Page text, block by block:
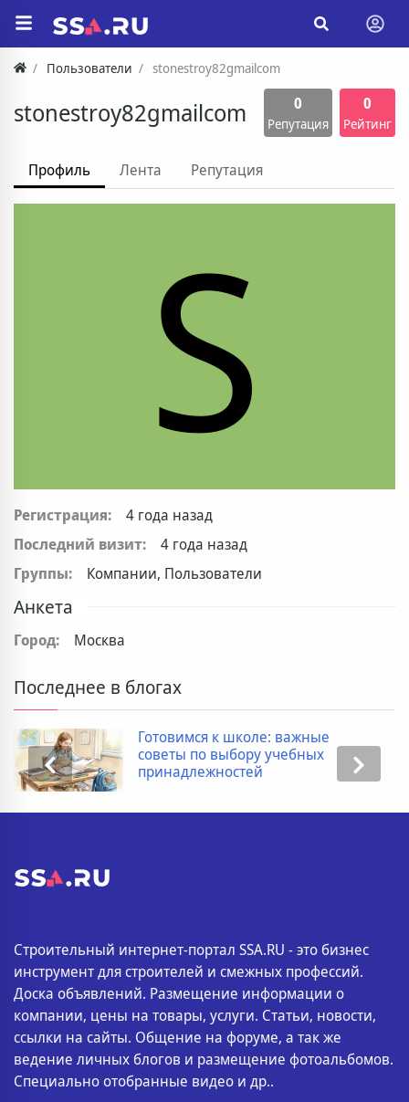
Пользователи stonestroy82gmailcom
stonestroy82gmailcom 0
Репутация
0
Рейтинг
Профиль Лента Репутация
S
Регистрация:
4 года назад
Последний визит:
4 года назад
Группы:
Компании, Пользователи
Анкета
Город: Москва
Последнее в блогах
Готовимся к школе: важные
советы по выбору учебных
принадлежностей
Строительный интернет-портал SSA.RU - это бизнес
инструмент для строителей и смежных профессий.
Доска объявлений. Размещение информации о
компании, цены на товары, услуги. Статьи, новости,
ссылки на сайты. Общение на форуме, а так же
ведение личных блогов и размещение фотоальбомов.
Специально отобранные видео и др..